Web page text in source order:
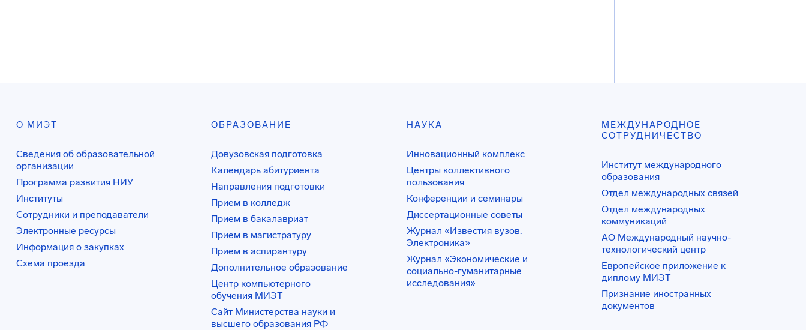
О МИЭТ
Сведения об образовательной
организации
Программа развития НИУ
Институты
Сотрудники и преподаватели
Электронные ресурсы
Информация о закупках
Схема проезда
ОБРАЗОВАНИЕ
Довузовская подготовка
Календарь абитуриента
Направления подготовки
Прием в колледж
Прием в бакалавриат
Прием в магистратуру
Прием в аспирантуру
Дополнительное образование
Центр компьютерного
обучения МИЭТ
Сайт Министерства науки и
высшего образования РФ
НАУКА
Инновационный комплекс
Центры коллективного
пользования
Конференции и семинары
Диссертационные советы
Журнал «Известия вузов.
Электроника»
Журнал «Экономические и
социально-гуманитарные
исследования»
МЕЖДУНАРОДНОЕ
СОТРУДНИЧЕСТВО
Институт международного
образования
Отдел международных связей
Отдел международных
коммуникаций
АО Международный научно-
технологический центр
Европейское приложение к
диплому МИЭТ
Признание иностранных
документов